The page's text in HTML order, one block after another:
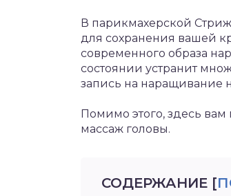
В парикмахерской
для сохранения вашей
современного образа
состоянии устранит
запись на наращивание
Помимо этого, здесь вам
массаж головы.
СОДЕРЖАНИЕ [